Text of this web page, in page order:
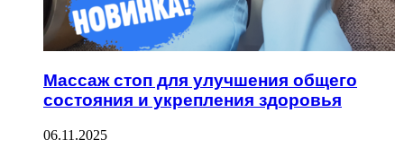
Массаж стоп для улучшения общего
состояния и укрепления здоровья
06.11.2025